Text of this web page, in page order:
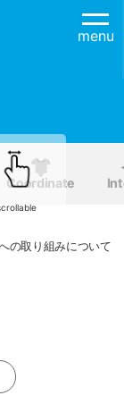
menu
Coordinate
scrollable
の取り組みについて